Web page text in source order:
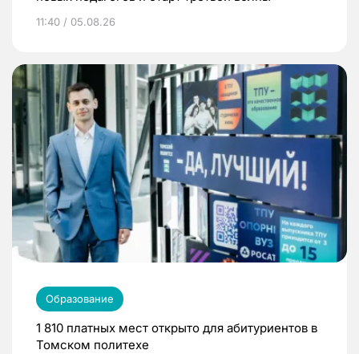
11:40 / 05.08.26
Образование
1 810 платных мест открыто для абитуриентов в
Томском политехе